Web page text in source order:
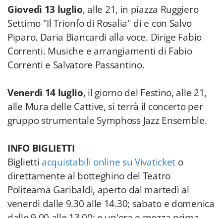
Giovedì 13 luglio, alle 21, in piazza Ruggiero
Settimo "Il Trionfo di Rosalia" di e con Salvo
Piparo. Daria Biancardi alla voce. Dirige Fabio
Correnti. Musiche e arrangiamenti di Fabio
Correnti e Salvatore Passantino.
Venerdì 14 luglio, il giorno del Festino, alle 21,
alle Mura delle Cattive, si terrà il concerto per
gruppo strumentale Symphoss Jazz Ensemble.
INFO BIGLIETTI
Biglietti acquistabili online su Vivaticket o
direttamente al botteghino del Teatro
Politeama Garibaldi, aperto dal martedì al
venerdì dalle 9.30 alle 14.30; sabato e domenica